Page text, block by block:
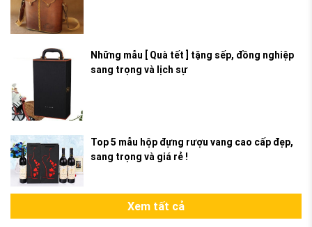
Những mẫu [ Quà tết ] tặng sếp, đồng nghiệp
sang trọng và lịch sự
Top 5 mẫu hộp đựng rượu vang cao cấp đẹp,
sang trọng và giá rẻ !
Xem tất cả